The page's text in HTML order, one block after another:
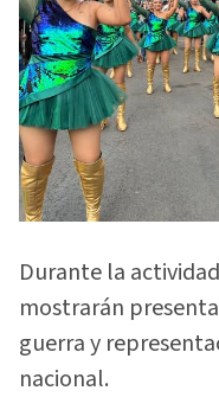
Durante la
mostrarán
guerra y
nacional.